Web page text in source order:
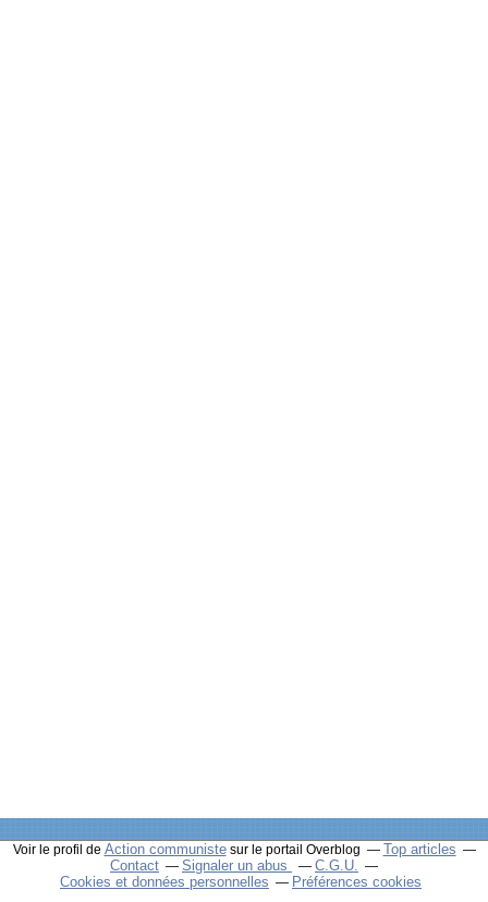
Voir le profil de Action communistesur le portail Overblog
Top articles
Contact
Signaler un abus
C.G.U.
Cookies et données personnelles
Préférences cookies